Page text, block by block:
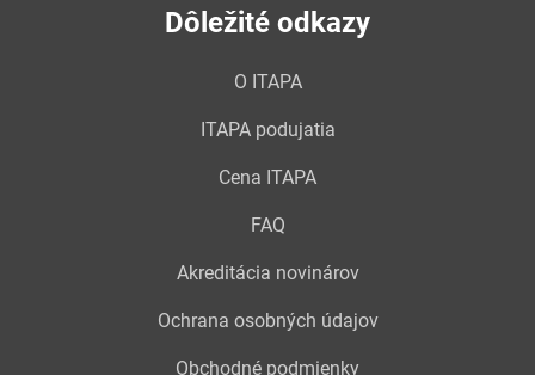
Dôležité odkazy
O ITAPA
ITAPA podujatia
Cena ITAPA
FAQ
Akreditácia novinárov
Ochrana osobných údajov
Obchodné podmienky